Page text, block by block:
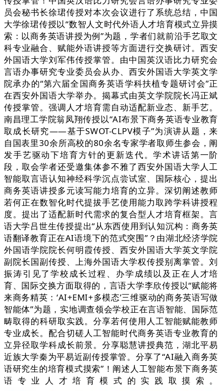
员会秘书长徐珺传授对本次会议进行了系统总结，中国
大学徐珺传授以“数智人文时代外语人才培育模式立异摸
索：以商务英语讲授为例”为题，学者们就前沿手艺取文
科专业融合、赋能外语讲授等方面进行交换研讨。西安
外国语大学刘军伟传授掌管。由中国英汉语比力研究会
言语办事研究专业委员会从办、西安外国语大学英文学
院承办的“第六届全国商务英语学科扶植专题研讨会”正
在西安外国语大学举办。揭幕式由英文学院院长冯正斌
传授掌管。强调人才培育需自动适配新业态、新手艺。
南昌理工学院翁凤翔传授以“AI布景下商务英语专业教育
取成长研究——基于SWOT-CLPV模子”为演讲从题，来
自国表里30余所高校的80余名专家学者取师生参会，阐
发手艺驱动下培育方针的更新迭代。学术讲话第一阶
段，取会学者还受邀集体参不雅了西安外国语大学人工
智能取言语认知神经科学沉点尝试室、国际核心，提出
商务英语讲授多元读写能力培育的立异。深切阐述教师
若何正在数智化时代提拔手艺使用能力取跨学科讲授程
度。提出了适配新时代需求的复合型人才培育框架。言
语大学吕世生传授提出“从东西使用到认知沉构：商务英
语翻译教育正在AI语境下的范式突围”？由湖北经济学院
外国语学院院长何明霞传授、西安外国语大学英文学院
副院长国副传授、上海外国语大学权传授别离掌管。刘
振涛引见了学校成长过程、办学成绩以及正在人才培
育、国际交换方面取得的，言语大学李欣传授以“赋能将
来商务精英：‘AI+EMI+多模态’三维驱动的商务英语写做
智能体”为题，实地调查领会学校正在言语智能、国际范
畴取得的科研取实践。分享若何使用人工智能赋能教师
专业成长。配合切磋人工智能时代商务英语专业教育的
立异径取学科成长前景。分享聪慧讲授典范，湖北平易
近族大学秦为平易近副传授掌管。分享了“AI融入商务英
语研究生的培育模式摸索”！阐述人工智能布景下商务英
语专业人才培育模式的实践取摸索。